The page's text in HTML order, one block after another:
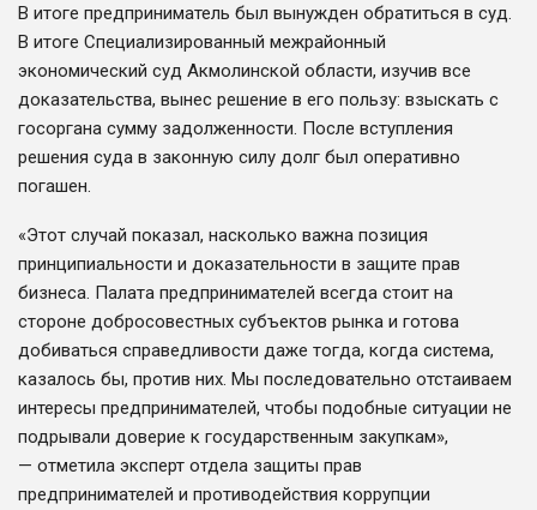
В итоге предприниматель был вынужден обратиться в суд.
В итоге Специализированный межрайонный
экономический суд Акмолинской области, изучив все
доказательства, вынес решение в его пользу: взыскать с
госоргана сумму задолженности. После вступления
решения суда в законную силу долг был оперативно
погашен.
«Этот случай показал, насколько важна позиция
принципиальности и доказательности в защите прав
бизнеса. Палата предпринимателей всегда стоит на
стороне добросовестных субъектов рынка и готова
добиваться справедливости даже тогда, когда система,
казалось бы, против них. Мы последовательно отстаиваем
интересы предпринимателей, чтобы подобные ситуации не
подрывали доверие к государственным закупкам»,
— отметила эксперт отдела защиты прав
предпринимателей и противодействия коррупции